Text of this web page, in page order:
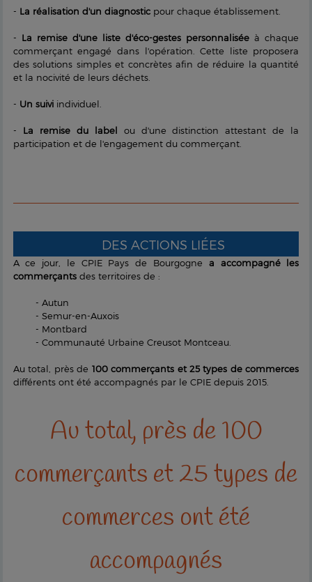
- La réalisation d'un diagnosticpour chaque établissement.
- La remise d'une liste d'éco-gestes personnalisée à chaque
commerçant engagé dans l'opération. Cette liste proposera
des solutions simples et concrètes afin de réduire la quantité
et la nocivité de leurs déchets.
- Un suiviindividuel.
- La remise du label ou d'une distinction attestant de la
participation et de l'engagement du commerçant.
DES ACTIONS LIÉES
A ce jour, le CPIE Pays de Bourgogne a accompagné les
commerçantsdes territoires de :
- Autun
- Semur-en-Auxois
- Montbard
- Communauté Urbaine Creusot Montceau.
Au total, près de 100 commerçants et 25 types de commerces
différents ont été accompagnés par le CPIE depuis 2015.
Au total, près de 100
commerçants et 25 types de
commerces ont été
accompagnés